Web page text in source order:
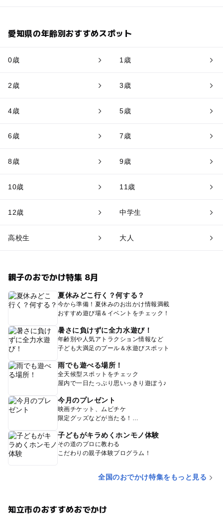
愛知県の年齢別おすすめスポット
0歳 1歳
2歳 3歳
4歳 5歳
6歳 7歳
8歳 9歳
10歳 11歳
12歳 中学生
高校生 大人
親子のおでかけ特集 8月
夏休みどこ行く？何する？
今から準備！夏休みのお出かけ情報満載
おすすめ遊び場＆イベントをチェック！
暑さに負けずに全力水遊び！
年齢別や人気アトラクション情報など
子ども大満足のプール＆水遊びスポット
雨でも遊べる場所！
全天候型スポットをチェック
屋内で一日たっぷり思いっきり遊ぼう♪
今月のプレゼント
映画チケット、ムビチケ
限定グッズなどが当たる！
子どもがキラめくホンモノ体験
その道のプロに教わる
こだわりの親子体験プログラム！
全国のおでかけ特集をもっと見る
知立市のおすすめおでかけ